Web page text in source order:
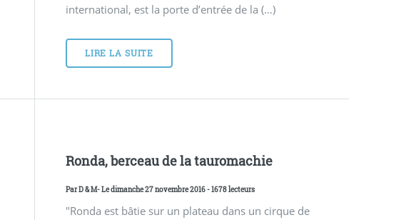
international, est la porte d’entrée de la (…)
LIRE LA SUITE
Ronda, berceau de la tauromachie
ParD & M- Le dimanche 27 novembre 2016 - 1678 lecteurs
"Ronda est bâtie sur un plateau dans un cirque de